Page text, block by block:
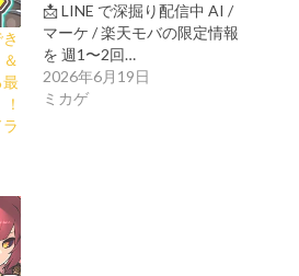
最
📩 LINE で深掘り配信中 AI /
マーケ / 楽天モバの限定情報
を 週1〜2回…
2026年6月19日
ミカゲ